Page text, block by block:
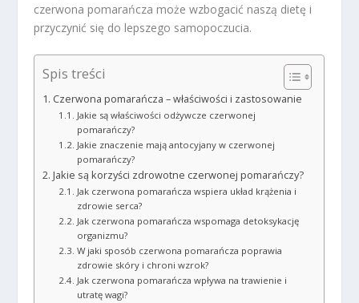
czerwona pomarańcza może wzbogacić naszą dietę i
przyczynić się do lepszego samopoczucia.
Spis treści
Czerwona pomarańcza – właściwości i zastosowanie
Jakie są właściwości odżywcze czerwonej
pomarańczy?
Jakie znaczenie mają antocyjany w czerwonej
pomarańczy?
Jakie są korzyści zdrowotne czerwonej pomarańczy?
Jak czerwona pomarańcza wspiera układ krążenia i
zdrowie serca?
Jak czerwona pomarańcza wspomaga detoksykację
organizmu?
W jaki sposób czerwona pomarańcza poprawia
zdrowie skóry i chroni wzrok?
Jak czerwona pomarańcza wpływa na trawienie i
utratę wagi?